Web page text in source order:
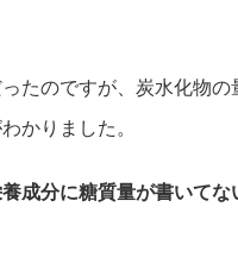
たのですが、炭水化物
かりました。
成分に糖質量が書いて